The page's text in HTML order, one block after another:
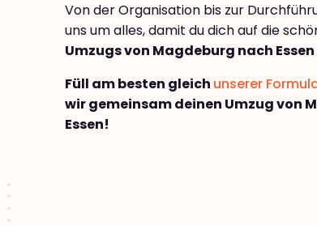
Von der Organisation bis zur
uns um alles, damit du dich auf die
Umzugs von Magdeburg nach Essen
Füll am besten gleich unserer
wir gemeinsam deinen Umzug von
Essen!